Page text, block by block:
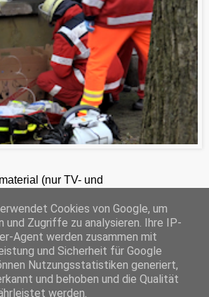
(nur TV- und
45145 Essen, HRB 12411, Amtsgericht Essen, Geschäftsführer: C. Anhuth
S
h
a
r
e
Startseite
Cookies von Google, um
und Zugriffe zu analysieren. Ihre IP-
Agent werden zusammen mit
und Sicherheit für Google
Nutzungsstatistiken generiert,
und behoben und die Qualität
werden.